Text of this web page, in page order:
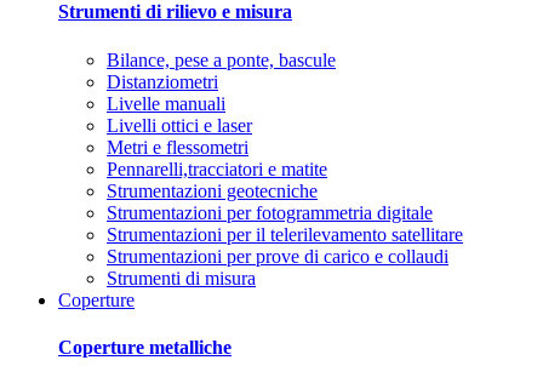
Strumenti di rilievo e misura
Bilance, pese a ponte, bascule
Distanziometri
Livelle manuali
Livelli ottici e laser
Metri e flessometri
Pennarelli,tracciatori e matite
Strumentazioni geotecniche
Strumentazioni per fotogrammetria digitale
Strumentazioni per il telerilevamento satellitare
Strumentazioni per prove di carico e collaudi
Strumenti di misura
Coperture
Coperture metalliche